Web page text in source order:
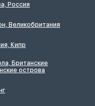
Россия
Великобритания
Кипр
Британские
острова